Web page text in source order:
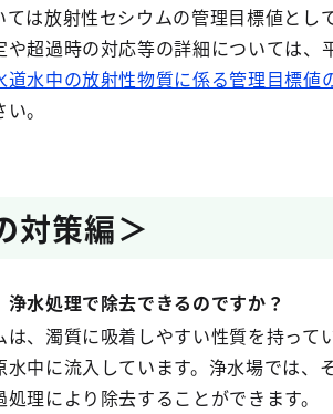
ては放射性セシウムの管理目標値とし
や超過時の対応等の詳細については
道水中の放射性物質に係る管理目標値
。
対策編＞
水処理で除去できるのですか？
、濁質に吸着しやすい性質を持って
水中に流入しています。浄水場では
理により除去することができます。